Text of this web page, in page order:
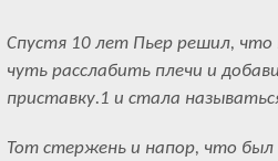
Спустя 10 лет Пьер решил,
чуть расслабить плечи и
приставку.1 и стала
Тот стержень и напор, что был